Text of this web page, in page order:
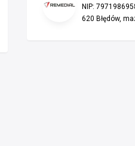
NIP:
620 Błędów,